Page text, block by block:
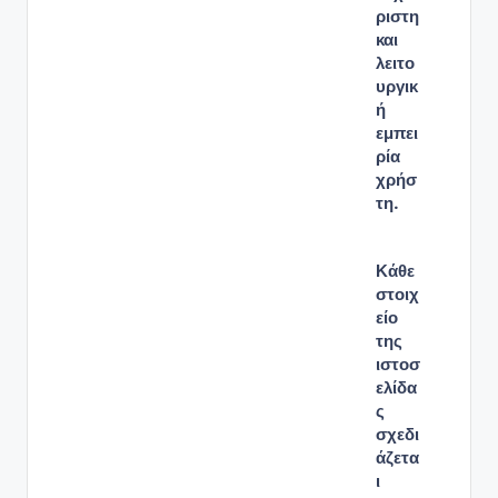
ριστη
και
λειτο
υργικ
ή
εμπει
ρία
χρήσ
τη.
Κάθε
στοιχ
είο
της
ιστοσ
ελίδα
ς
σχεδι
άζετα
ι